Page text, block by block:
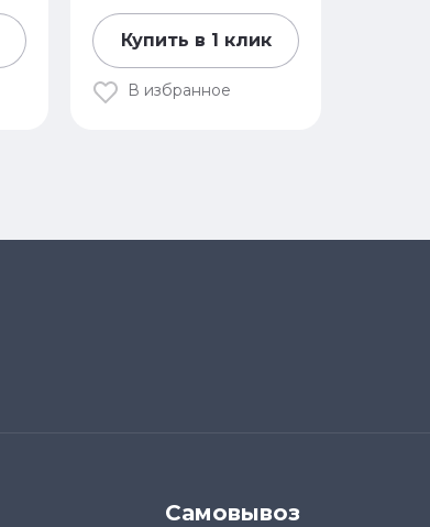
Купить в 1 клик
В избранное
Самовывоз